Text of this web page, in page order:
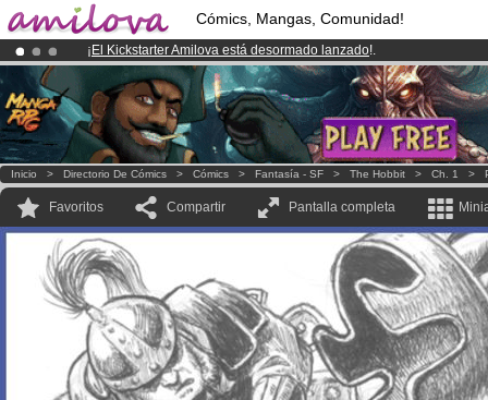
Cómics, Mangas, Comunidad!
¡ El Kickstarter Amilova está desormado lanzado!.
¡Ya tenemos 100000miembrosy 1000Cómics y Mangas!.
¡Conviertete en Premium por3.95 euros al mes!Hazte Premium ya
Inicio > Directorio De Cómics > Cómics > Fantasía - SF > The Hobbit > Ch. 1 >
Favoritos Compartir Pantalla completa